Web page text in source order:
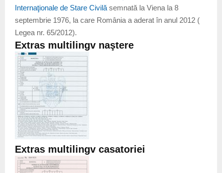
Internaţionale de Stare Civilă semnată la Viena la 8
septembrie 1976, la care România a aderat în anul 2012 (
Legea nr. 65/2012).
Extras multilingv naştere
Extras multilingv casatoriei